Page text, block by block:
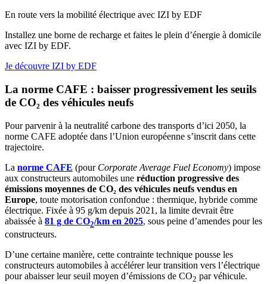
En route vers la mobilité électrique avec IZI by EDF
Installez une borne de recharge et faites le plein d’énergie à domicile
avec IZI by EDF.
Je découvre IZI by EDF
La norme CAFE : baisser progressivement les seuils
de CO₂ des véhicules neufs
Pour parvenir à la neutralité carbone des transports d’ici 2050, la
norme CAFE adoptée dans l’Union européenne s’inscrit dans cette
trajectoire.
La norme CAFE (pourCorporate Average Fuel Economy) impose
aux constructeurs automobiles une réduction progressive des
émissions moyennes de CO₂ des véhicules neufs vendus en
Europe, toute motorisation confondue : thermique, hybride comme
électrique. Fixée à 95 g/km depuis 2021, la limite devrait être
abaissée à 81 g de CO2/km en 2025, sous peine d’amendes pour les
constructeurs.
D’une certaine manière, cette contrainte technique pousse les
constructeurs automobiles à accélérer leur transition vers l’électrique
pour abaisser leur seuil moyen d’émissions de CO2 par véhicule.